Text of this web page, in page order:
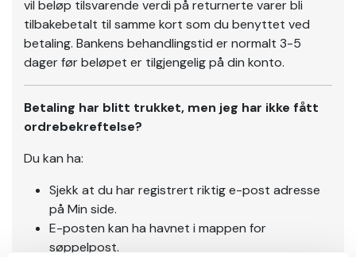
vil beløp tilsvarende verdi på returnerte varer bli
tilbakebetalt til samme kort som du benyttet ved
betaling. Bankens behandlingstid er normalt 3-5
dager før beløpet er tilgjengelig på din konto.
Betaling har blitt trukket, men jeg har ikke fått
ordrebekreftelse?
Du kan ha:
Sjekk at du har registrert riktig e-post adresse
på Min side.
E-posten kan ha havnet i mappen for
søppelpost.